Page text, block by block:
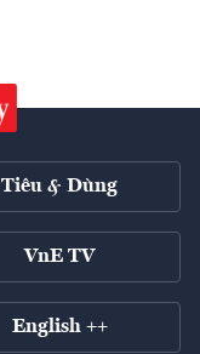
Tiêu & Dùng
VnE TV
English ++